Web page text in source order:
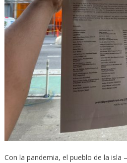
Con la pandemia, el pueblo de la isla